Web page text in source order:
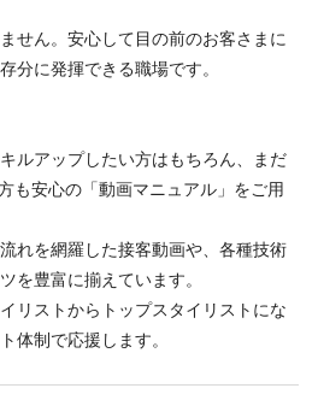
サポートやシャンプーなど、でき
まに向き合うことで、技術のクオ
パキと無駄のない動きが身につきま
ュアルや、各種スキルアップ研修が
方やブランクがある方も、自信を持
に評価】
ンティブもプラスされます！
を大幅にカット！
れることなく、スタイリストが「目
集中できる環境づくりを行ってい
充実した教育体制★
は研修制度も充実！
定期的に、カットやカラーの講習や
ています。
、お互いに刺激し合いながら技術を
マホでいつでも視聴可能な専用動画
せん。安心して目の前のお客さまに
分に発揮できる職場です。
ルアップしたい方はもちろん、まだ
も安心の「動画マニュアル」をご用
れを網羅した接客動画や、各種技術
を豊富に揃えています。
リストからトップスタイリストにな
体制で応援します。